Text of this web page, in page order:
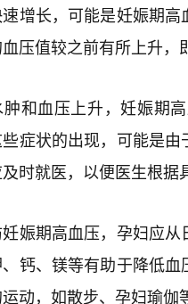
增长，可能是妊娠期
血压值较之前有所上升，
肿和血压上升，妊娠期
症状的出现，可能是
时就医，以便医生根据
娠期高血压，孕妇应
钙、镁等有助于降低
动，如散步、孕妇瑜伽